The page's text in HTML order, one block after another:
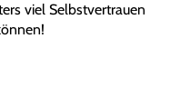
viel Selbstvertrauen